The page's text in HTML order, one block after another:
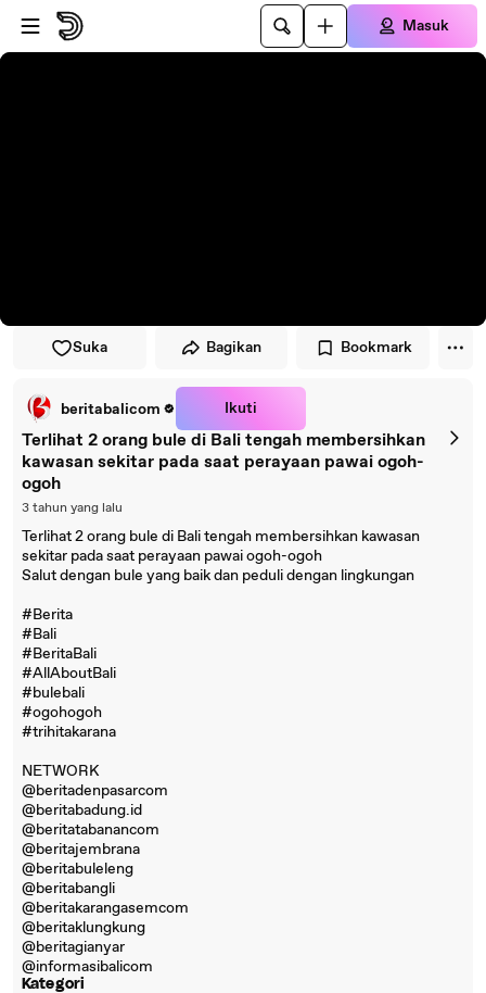
Lewati ke pemutar
Lewatkan ke konten utama
Masuk
Suka Bagikan Bookmark
beritabalicom Ikuti
Terlihat 2 orang bule di Bali tengah membersihkan
kawasan sekitar pada saat perayaan pawai ogoh-
ogoh
3 tahun yang lalu
Terlihat 2 orang bule di Bali tengah membersihkan kawasan
sekitar pada saat perayaan pawai ogoh-ogoh
Salut dengan bule yang baik dan peduli dengan lingkungan
#Berita
#Bali
#BeritaBali
#AllAboutBali
#bulebali
#ogohogoh
#trihitakarana
NETWORK
@beritadenpasarcom
@beritabadung.id
@beritatabanancom
@beritajembrana
@beritabuleleng
@beritabangli
@beritakarangasemcom
@beritaklungkung
@beritagianyar
@informasibalicom
Kategori